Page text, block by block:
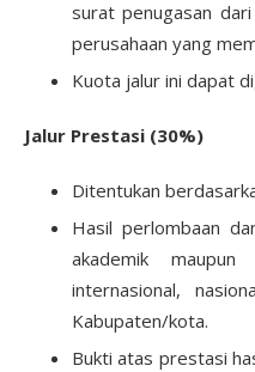
surat penugasan
perusahaan yang
Kuota jalur ini dapat
Jalur Prestasi (30%)
Ditentukan
Hasil perlombaan
akademik
internasional,
Kabupaten/kota.
Bukti atas prestasi